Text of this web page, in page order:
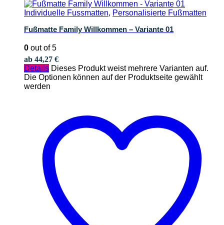
Individuelle Fussmatten, Personalisierte Fußmatten
Fußmatte Family Willkommen – Variante 01
0 out of 5
ab 44,27 €
Details Dieses Produkt weist mehrere Varianten auf.
Die Optionen können auf der Produktseite gewählt
werden